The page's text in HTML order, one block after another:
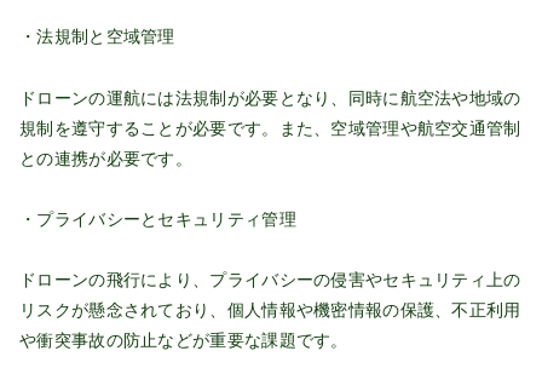
・法規制と空域管理
ドローンの運航には法規制が必要となり、同時に航空法や地域の
規制を遵守することが必要です。また、空域管理や航空交通管制
との連携が必要です。
・プライバシーとセキュリティ管理
ドローンの飛行により、プライバシーの侵害やセキュリティ上の
リスクが懸念されており、個人情報や機密情報の保護、不正利用
や衝突事故の防止などが重要な課題です。